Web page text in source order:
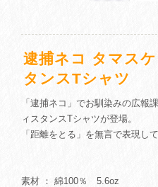
逮捕ネコ タマス
タンスTシャツ
「逮捕ネコ」でお馴染みの広報
ィスタンスTシャツが登場。
「距離をとる」を無言で表現し
素材 ： 綿100％ 5.6oz